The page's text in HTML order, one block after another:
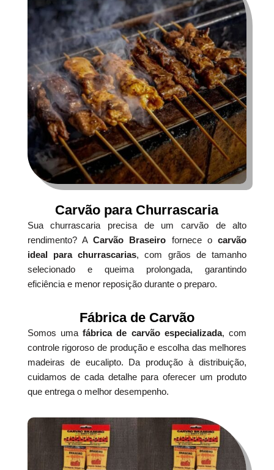
Carvão para Churrascaria
Sua churrascaria precisa de um carvão de alto
rendimento? ACarvão Braseiro fornece ocarvão
ideal para churrascarias, com grãos de tamanho
selecionado e queima prolongada, garantindo
eficiência e menor reposição durante o preparo.
Fábrica de Carvão
Somos umafábrica de carvão especializada, com
controle rigoroso de produção e escolha das melhores
madeiras de eucalipto. Da produção à distribuição,
cuidamos de cada detalhe para oferecer um produto
que entrega o melhor desempenho.